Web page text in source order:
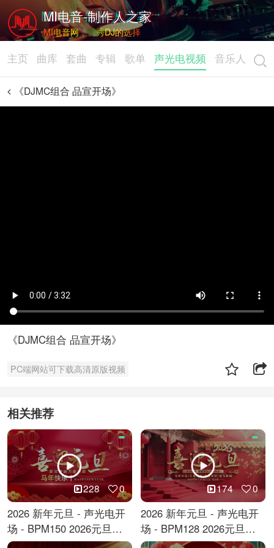
MI电音-制作人之家
MI电音网，优秀DJ的选择
主页 曲库 套曲 专辑 歌单 声光电视频 音乐人
《DJMC组合 品宣开场》
《DJMC组合 品宣开场》
PC端网站可下载高清原版视频
相关推荐
228 0
2026 新年元旦 - 声光电开
场 - BPM150 2026元旦跨
年倒计时
174 0
2026 新年元旦 - 声光电开
场 - BPM128 2026元旦马
年